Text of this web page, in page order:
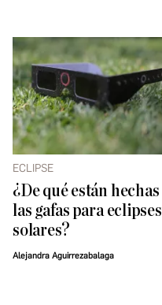
ECLIPSE
¿De qué están hechas
las gafas para eclipses
solares?
Alejandra Aguirrezabalaga